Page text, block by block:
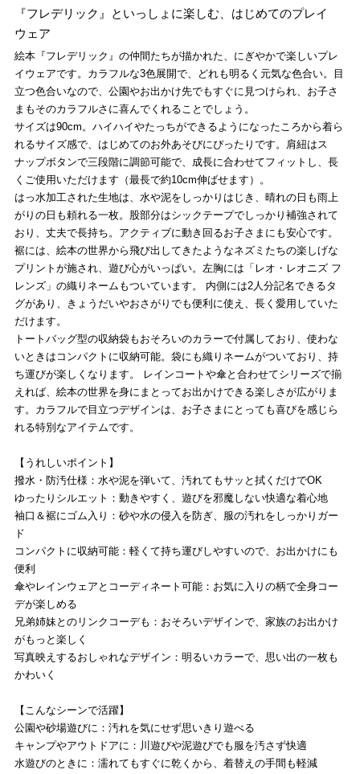
『フレデリック』といっしょに楽しむ、はじめてのプレイ
ウェア
絵本『フレデリック』の仲間たちが描かれた、にぎやかで楽しいプレ
イウェアです。カラフルな3色展開で、どれも明るく元気な色合い。目
立つ色合いなので、公園やお出かけ先でもすぐに見つけられ、お子さ
まもそのカラフルさに喜んでくれることでしょう。
サイズは90cm。ハイハイやたっちができるようになったころから着ら
れるサイズ感で、はじめてのお外あそびにぴったりです。肩紐はス
ナップボタンで三段階に調節可能で、成長に合わせてフィットし、長
くご使用いただけます（最長で約10cm伸ばせます）。
はっ水加工された生地は、水や泥をしっかりはじき、晴れの日も雨上
がりの日も頼れる一枚。股部分はシックテープでしっかり補強されて
おり、丈夫で長持ち。アクティブに動き回るお子さまにも安心です。
裾には、絵本の世界から飛び出してきたようなネズミたちの楽しげな
プリントが施され、遊び心がいっぱい。左胸には「レオ・レオニズ フ
レンズ」の織りネームもついています。 内側には2人分記名できるタ
グがあり、きょうだいやおさがりでも便利に使え、長く愛用していた
だけます。
トートバッグ型の収納袋もおそろいのカラーで付属しており、使わな
いときはコンパクトに収納可能。袋にも織りネームがついており、持
ち運びが楽しくなります。 レインコートや傘と合わせてシリーズで揃
えれば、絵本の世界を身にまとってお出かけできる楽しさが広がりま
す。カラフルで目立つデザインは、お子さまにとっても喜びを感じら
れる特別なアイテムです。
【うれしいポイント】
撥水・防汚仕様：水や泥を弾いて、汚れてもサッと拭くだけでOK
ゆったりシルエット：動きやすく、遊びを邪魔しない快適な着心地
袖口＆裾にゴム入り：砂や水の侵入を防ぎ、服の汚れをしっかりガー
ド
コンパクトに収納可能：軽くて持ち運びしやすいので、お出かけにも
便利
傘やレインウェアとコーディネート可能：お気に入りの柄で全身コー
デが楽しめる
兄弟姉妹とのリンクコーデも：おそろいデザインで、家族のお出かけ
がもっと楽しく
写真映えするおしゃれなデザイン：明るいカラーで、思い出の一枚も
かわいく
【こんなシーンで活躍】
公園や砂場遊びに：汚れを気にせず思いきり遊べる
キャンプやアウトドアに：川遊びや泥遊びでも服を汚さず快適
水遊びのときに：濡れてもすぐに乾くから、着替えの手間も軽減